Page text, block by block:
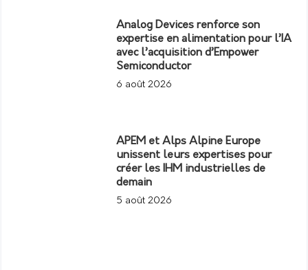
Analog Devices renforce son
expertise en alimentation pour l’IA
avec l’acquisition d’Empower
Semiconductor
6 août 2026
APEM et Alps Alpine Europe
unissent leurs expertises pour
créer les IHM industrielles de
demain
5 août 2026